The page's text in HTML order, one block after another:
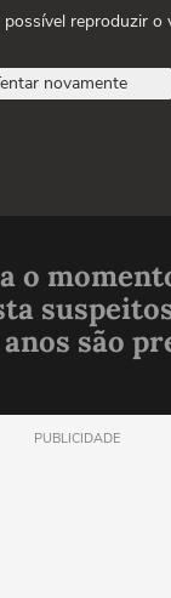
possível reproduzir o
novamente
o
são
PUBLICIDADE